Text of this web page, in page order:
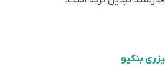
بنکیو